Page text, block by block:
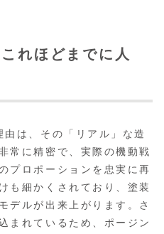
れほどまでに人
は、その「リアル」な造
常に精密で、実際の機動戦
プロポーションを忠実に再
も細かくされており、塗装
デルが出来上がります。さ
まれているため、ポージン